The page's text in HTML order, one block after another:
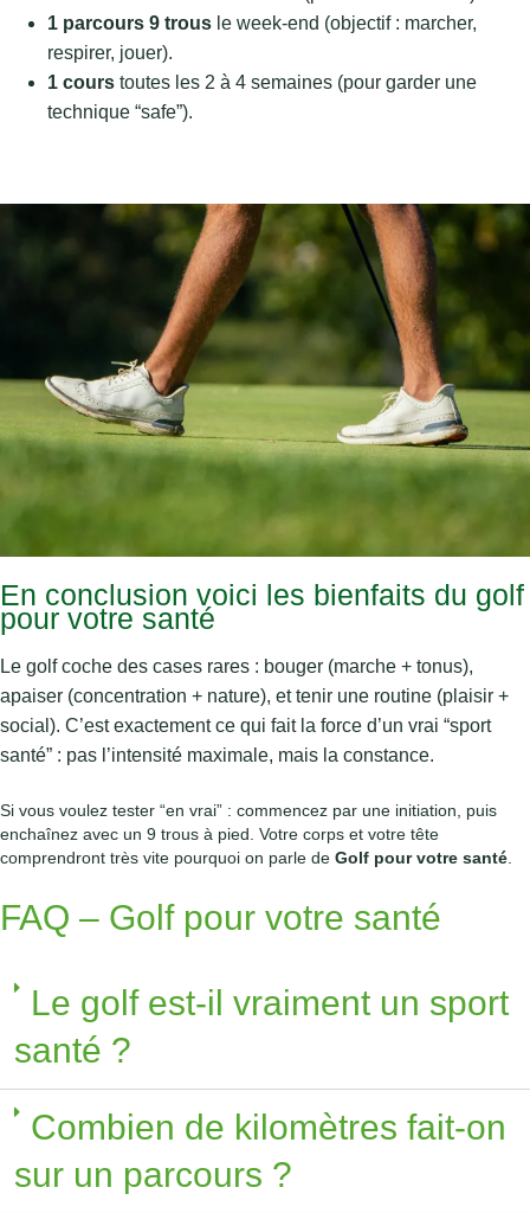
1 parcours 9 trous le week-end (objectif : marcher,
respirer, jouer).
1 cours toutes les 2 à 4 semaines (pour garder une
technique “safe”).
En conclusion voici les bienfaits du golf
pour votre santé
Le golf coche des cases rares : bouger (marche + tonus),
apaiser (concentration + nature), et tenir une routine (plaisir +
social). C’est exactement ce qui fait la force d’un vrai “sport
santé” : pas l’intensité maximale, mais la constance.
Si vous voulez tester “en vrai” : commencez par une initiation, puis
enchaînez avec un 9 trous à pied. Votre corps et votre tête
comprendront très vite pourquoi on parle de Golf pour votre santé
FAQ – Golf pour votre santé
Le golf est-il vraiment un sport
santé ?
Combien de kilomètres fait-on
sur un parcours ?